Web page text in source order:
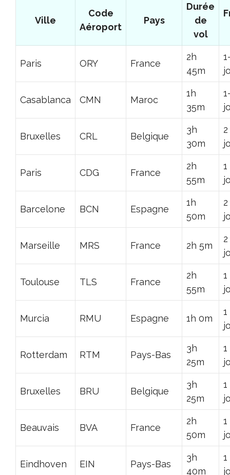
Ville
Code
Aéroport
Pays
Durée
de
vol
Paris ORY France
2h
45m
Casablanca CMN Maroc
1h
35m
Bruxelles CRL Belgique
3h
30m
Paris CDG France
2h
55m
Barcelone BCN Espagne
1h
50m
Marseille MRS France 2h 5m
Toulouse TLS France
2h
55m
Murcia RMU Espagne 1h 0m
Rotterdam RTM Pays-Bas
3h
25m
Bruxelles BRU Belgique
3h
25m
Beauvais BVA France
2h
50m
Eindhoven EIN Pays-Bas
3h
40m